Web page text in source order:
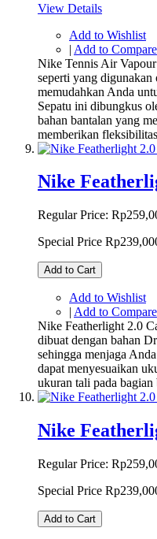
View Details
Add to Wishlist
| Add to Compare
Nike Tennis Air
seperti yang digunakan
memudahkan Anda
Sepatu ini dibungkus
bahan bantalan yang
memberikan
Nike
Regular Price:
Special Price
Add to Cart
Add to Wishlist
| Add to Compare
Nike Featherlight 2.0
dibuat dengan bahan
sehingga menjaga
dapat menyesuaikan
ukuran tali pada bagian
Nike
Regular Price:
Special Price
Add to Cart